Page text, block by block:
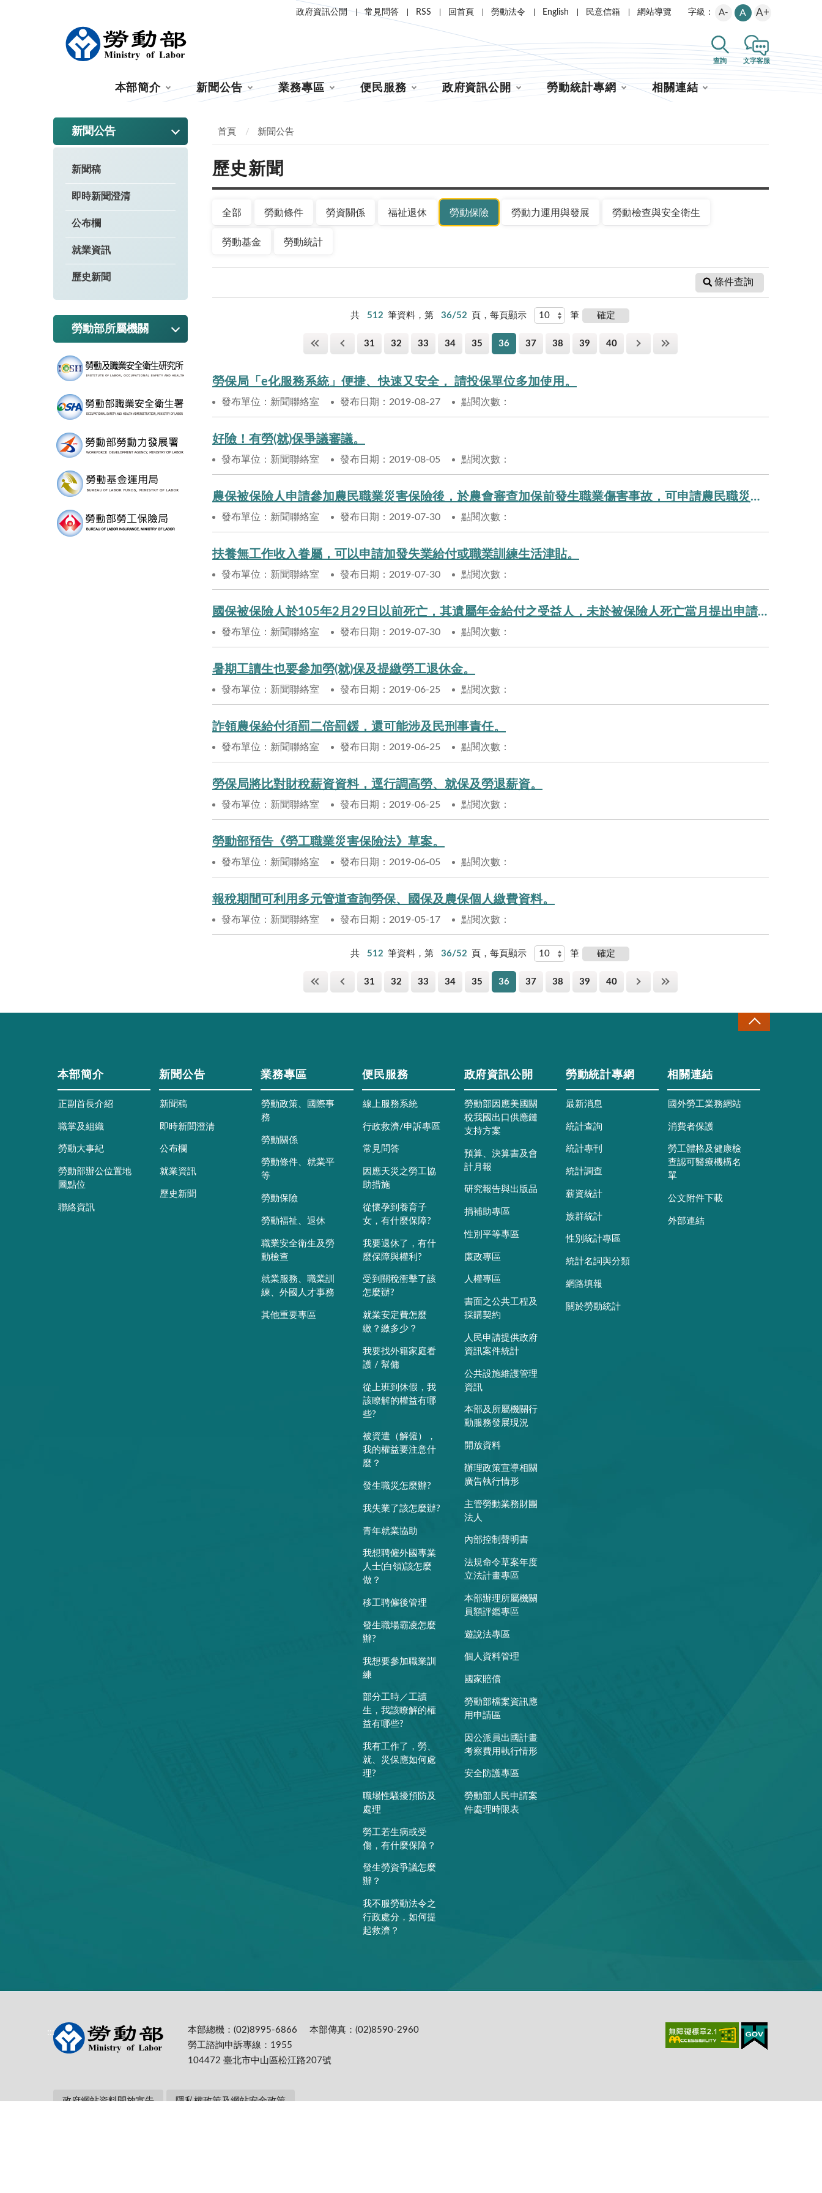
政府資訊公開 常見問答 RSS 回首頁 勞動法令 English 民意信箱 網站導覽 字級： A- A A+
查詢 文字客服
本部簡介 新聞公告 業務專區 便民服務 政府資訊公開 勞動統計專網 相關連結
新聞公告
新聞稿
即時新聞澄清
公布欄
就業資訊
歷史新聞
勞動部所屬機關
首頁 新聞公告
歷史新聞
全部 勞動條件 勞資關係 福祉退休 勞動保險 勞動力運用與發展 勞動檢查與安全衛生
勞動基金 勞動統計
條件查詢
共 512 筆資料，第 36/52 頁，每頁顯示 筆
31 32 33 34 35 36 37 38 39 40
勞保局「e化服務系統」便捷、快速又安全， 請投保單位多加使用。
發布單位：新聞聯絡室 發布日期：2019-08-27 點閱次數：
好險！有勞(就)保爭議審議。
發布單位：新聞聯絡室 發布日期：2019-08-05 點閱次數：
農保被保險人申請參加農民職業災害保險後，於農會審查加保前發生職業傷害事故，可申請農民職災保險給付。
發布單位：新聞聯絡室 發布日期：2019-07-30 點閱次數：
扶養無工作收入眷屬，可以申請加發失業給付或職業訓練生活津貼。
發布單位：新聞聯絡室 發布日期：2019-07-30 點閱次數：
國保被保險人於105年2月29日以前死亡，其遺屬年金給付之受益人，未於被保險人死亡當月提出申請者，可申請追溯補發!
發布單位：新聞聯絡室 發布日期：2019-07-30 點閱次數：
暑期工讀生也要參加勞(就)保及提繳勞工退休金。
發布單位：新聞聯絡室 發布日期：2019-06-25 點閱次數：
詐領農保給付須罰二倍罰鍰，還可能涉及民刑事責任。
發布單位：新聞聯絡室 發布日期：2019-06-25 點閱次數：
勞保局將比對財稅薪資資料，逕行調高勞、就保及勞退薪資。
發布單位：新聞聯絡室 發布日期：2019-06-25 點閱次數：
勞動部預告《勞工職業災害保險法》草案。
發布單位：新聞聯絡室 發布日期：2019-06-05 點閱次數：
報稅期間可利用多元管道查詢勞保、國保及農保個人繳費資料。
發布單位：新聞聯絡室 發布日期：2019-05-17 點閱次數：
共 512 筆資料，第 36/52 頁，每頁顯示 筆
31 32 33 34 35 36 37 38 39 40
本部簡介
正副首長介紹
職掌及組織
勞動大事紀
勞動部辦公位置地
圖點位
聯絡資訊
新聞公告
新聞稿
即時新聞澄清
公布欄
就業資訊
歷史新聞
業務專區
勞動政策、國際事
務
勞動關係
勞動條件、就業平
等
勞動保險
勞動福祉、退休
職業安全衛生及勞
動檢查
就業服務、職業訓
練、外國人才事務
其他重要專區
便民服務
線上服務系統
行政救濟/申訴專區
常見問答
因應天災之勞工協
助措施
從懷孕到養育子
女，有什麼保障?
我要退休了，有什
麼保障與權利?
受到關稅衝擊了該
怎麼辦?
就業安定費怎麼
繳？繳多少？
我要找外籍家庭看
護 / 幫傭
從上班到休假，我
該瞭解的權益有哪
些?
被資遣（解僱），
我的權益要注意什
麼？
發生職災怎麼辦?
我失業了該怎麼辦?
青年就業協助
我想聘僱外國專業
人士(白領)該怎麼
做？
移工聘僱後管理
發生職場霸凌怎麼
辦?
我想要參加職業訓
練
部分工時／工讀
生，我該瞭解的權
益有哪些?
我有工作了，勞、
就、災保應如何處
理?
職場性騷擾預防及
處理
勞工若生病或受
傷，有什麼保障？
發生勞資爭議怎麼
辦？
我不服勞動法令之
行政處分，如何提
起救濟？
政府資訊公開
勞動部因應美國關
稅我國出口供應鏈
支持方案
預算、決算書及會
計月報
研究報告與出版品
捐補助專區
性別平等專區
廉政專區
人權專區
書面之公共工程及
採購契約
人民申請提供政府
資訊案件統計
公共設施維護管理
資訊
本部及所屬機關行
動服務發展現況
開放資料
辦理政策宣導相關
廣告執行情形
主管勞動業務財團
法人
內部控制聲明書
法規命令草案年度
立法計畫專區
本部辦理所屬機關
員額評鑑專區
遊說法專區
個人資料管理
國家賠償
勞動部檔案資訊應
用申請區
因公派員出國計畫
考察費用執行情形
安全防護專區
勞動部人民申請案
件處理時限表
勞動統計專網
最新消息
統計查詢
統計專刊
統計調查
薪資統計
族群統計
性別統計專區
統計名詞與分類
網路填報
關於勞動統計
相關連結
國外勞工業務網站
消費者保護
勞工體格及健康檢
查認可醫療機構名
單
公文附件下載
外部連結
::: 本部總機：(02)8995-6866
本部傳真：(02)8590-2960
勞工諮詢申訴專線：1955
104472 臺北市中山區松江路207號
政府網站資料開放宣告 隱私權政策及網站安全政策